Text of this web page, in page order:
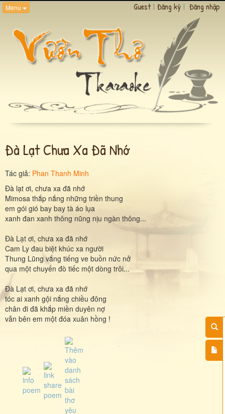
Menu Guest | Đăng ký | Đăng nhập
Đà Lạt Chưa Xa Đã Nhớ
Tác giả: Phan Thanh Minh
Đà lạt ơi, chưa xa đã nhớ
Mimosa thắp nắng những triền thung
em gói gió bay bay tà áo lụa
xanh đan xanh thông nũng nịu ngàn thông...
Đà Lạt ơi, chưa xa đã nhớ
Cam Ly đau biệt khúc xa người
Thung Lũng vắng tiếng ve buồn nức nở
qua một chuyến đò tiếc một dòng trôi...
Đà Lạt ơi, chưa xa đã nhớ
tóc ai xanh gội nắng chiều đông
chân đi đã khắp miền duyên nợ
vẫn bên em một đóa xuân hồng !